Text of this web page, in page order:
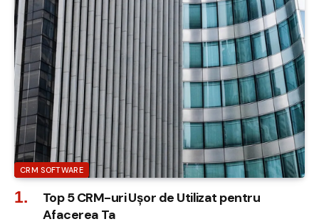
CRM SOFTWARE
Top 5 CRM-uri Ușor de Utilizat pentru
Afacerea Ta